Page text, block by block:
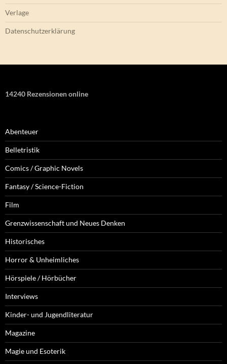
Verlage
Datenschutzerklärung
14240 Rezensionen online
Abenteuer
Belletristik
Comics / Graphic Novels
Fantasy / Science-Fiction
Film
Grenzwissenschaft und Neues Denken
Historisches
Horror & Unheimliches
Hörspiele / Hörbücher
Interviews
Kinder- und Jugendliteratur
Magazine
Magie und Esoterik